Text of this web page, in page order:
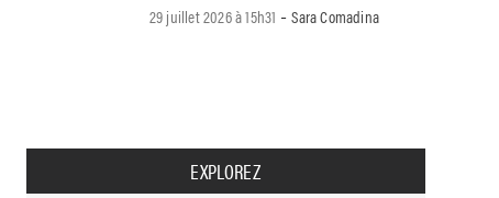
29 juillet 2026 à 15h31 -Sara Comadina
EXPLOREZ